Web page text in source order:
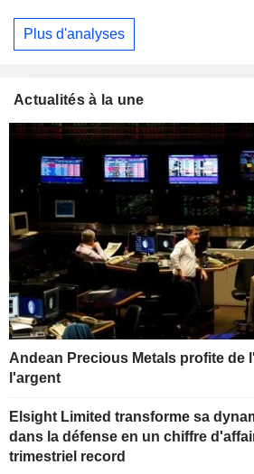
Plus d'analyses
Actualités à la une
Andean Precious Metals profite de
l'argent
Elsight Limited transforme sa
dans la défense en un chiffre
trimestriel record